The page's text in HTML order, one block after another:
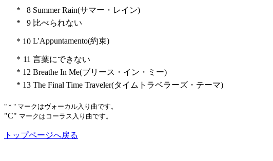
* 8 Summer Rain(サマー・レイン)
*
9 比べられない
* 10 L'Appuntamento(約束)
* 11 言葉にできない
* 12 Breathe In Me(ブリース・イン・ミー)
* 13 The Final Time Traveler(タイムトラベラーズ・テーマ)
"＊" マークはヴォーカル入り曲です。
"C" マークはコーラス入り曲です。
トップページへ戻る